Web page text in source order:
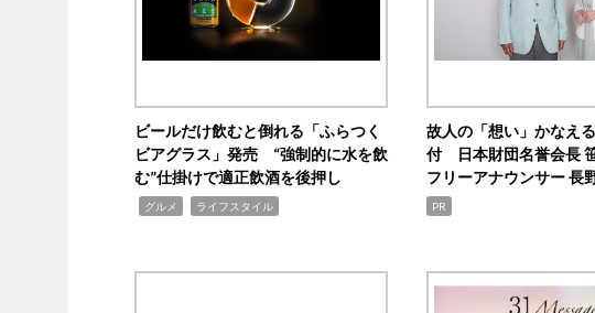
ビールだけ飲むと倒れる「ふらつく
ビアグラス」発売 “強制的に水を飲
む”仕掛けで適正飲酒を後押し
グルメ ライフスタイル
故人の「想い」かなえ
付 日本財団名誉会長
フリーアナウンサー 長
PR